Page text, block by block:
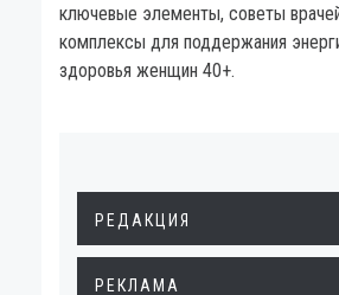
ключевые элементы, советы
комплексы для поддержания
здоровья женщин 40+.
РЕДАКЦИЯ
РЕКЛАМА